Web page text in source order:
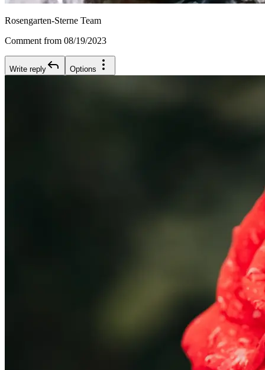
Rosengarten-Sterne Team
Comment from 08/19/2023
Write reply Options